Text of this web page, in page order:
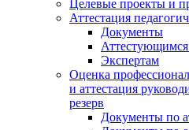
Целевые проекты и
Аттестация
Документы
Аттестующимся
Экспертам
Оценка
и аттестация
резерв
Документы по